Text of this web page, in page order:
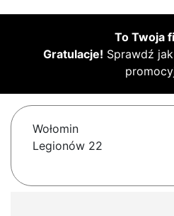
To Twoja
Gratulacje! Sprawdź
Wołomin
Legionów 22